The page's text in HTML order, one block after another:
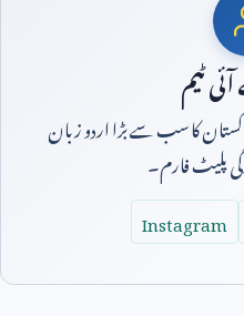
ٹیم
کا سب سے بڑا اردو زبان
پلیٹ فارم۔
Instagram